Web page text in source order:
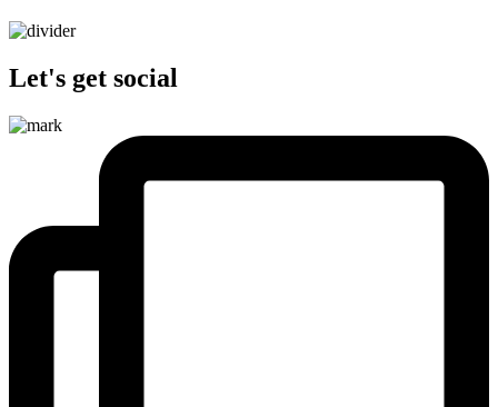
Let's get social